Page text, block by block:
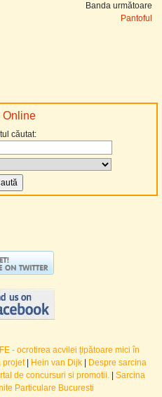
Online
căutat:
Banda următoare
Pantoful
- ocrotirea acvilei țipătoare mici în
projet| Hein van Dijk|
Despre sarcina
de concursuri si promotii.
Sarcina
Particulare Bucuresti